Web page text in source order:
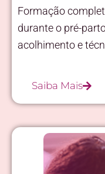
Formação
durante o pré-
acolhimento e
Saiba Mais